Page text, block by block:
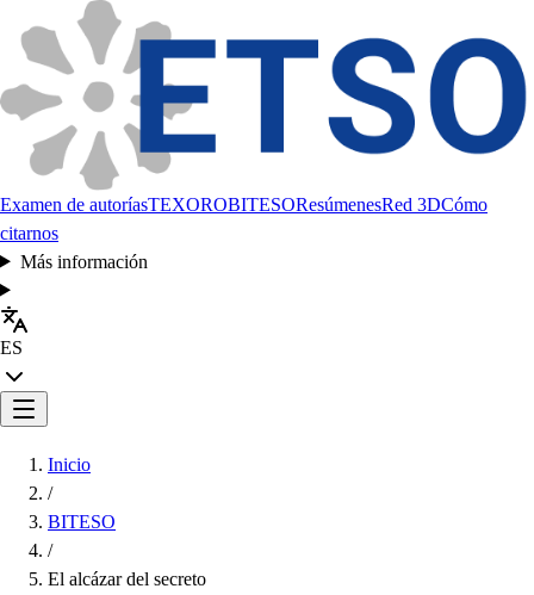
Examen de autoríasTEXOROBITESOResúmenesRed 3DCómo
citarnos
Más información
ES
Inicio
/
BITESO
/
El alcázar del secreto